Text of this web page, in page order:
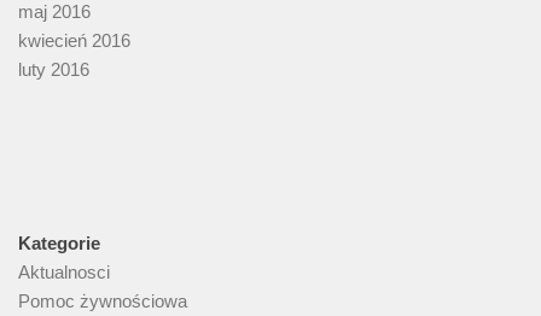
maj 2016
kwiecień 2016
luty 2016
Kategorie
Aktualnosci
Pomoc żywnościowa